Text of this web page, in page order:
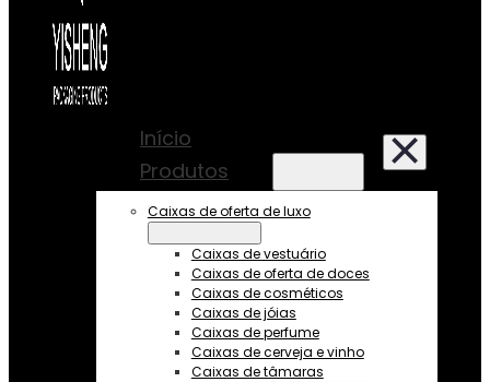
Início
Produtos
Caixas de oferta de luxo
Caixas de vestuário
Caixas de oferta de doces
Caixas de cosméticos
Caixas de jóias
Caixas de perfume
Caixas de cerveja e vinho
Caixas de tâmaras